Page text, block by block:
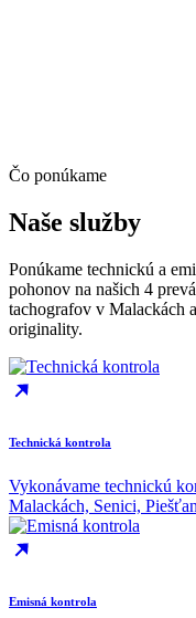
Čo ponúkame
Naše služby
Ponúkame technickú a
pohonov na našich 4
tachografov v Malackách
originality.
Technická kontrola
Vykonávame technickú
Malackách, Senici,
Emisná kontrola